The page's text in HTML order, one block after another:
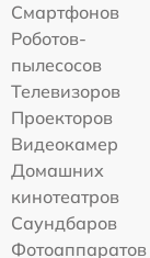
Смартфонов
Роботов-
пылесосов
Телевизоров
Проекторов
Видеокамер
Домашних
кинотеатров
Саундбаров
Фотоаппаратов